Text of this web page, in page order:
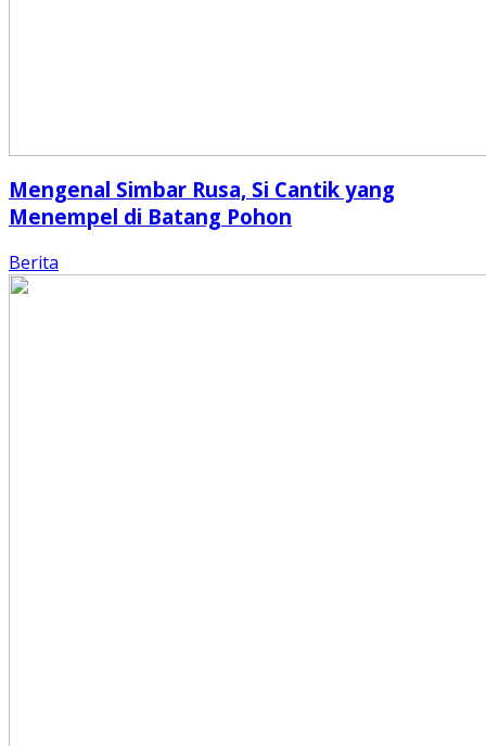
Mengenal Simbar Rusa, Si Cantik yang
Menempel di Batang Pohon
Berita